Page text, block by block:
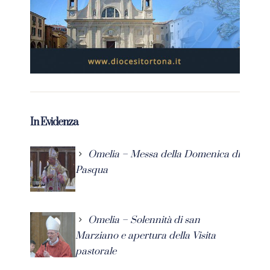
In Evidenza
Omelia – Messa della Domenica di
Pasqua
Omelia – Solennità di san
Marziano e apertura della Visita
pastorale